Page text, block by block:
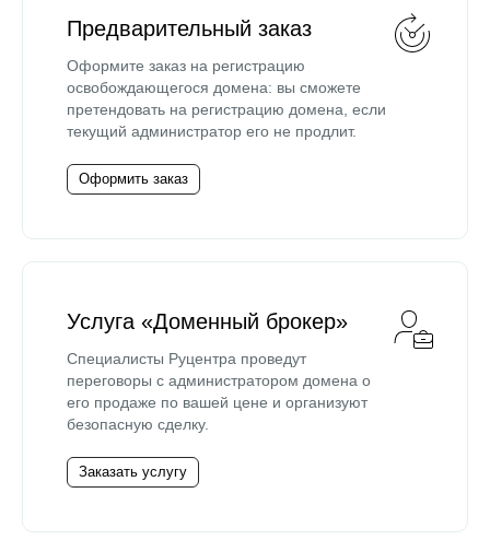
Предварительный заказ
Оформите заказ на регистрацию
освобождающегося домена: вы сможете
претендовать на регистрацию домена, если
текущий администратор его не продлит.
Оформить заказ
Услуга «Доменный брокер»
Специалисты Руцентра проведут
переговоры с администратором домена о
его продаже по вашей цене и организуют
безопасную сделку.
Заказать услугу